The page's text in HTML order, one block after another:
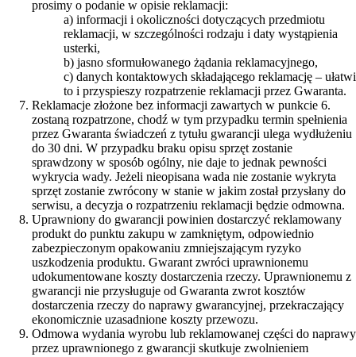
prosimy o podanie w opisie reklamacji:
a) informacji i okoliczności dotyczących przedmiotu
reklamacji, w szczególności rodzaju i daty wystąpienia
usterki,
b) jasno sformułowanego żądania reklamacyjnego,
c) danych kontaktowych składającego reklamację – ułatwi
to i przyspieszy rozpatrzenie reklamacji przez Gwaranta.
Reklamacje złożone bez informacji zawartych w punkcie 6.
zostaną rozpatrzone, chodź w tym przypadku termin spełnienia
przez Gwaranta świadczeń z tytułu gwarancji ulega wydłużeniu
do 30 dni. W przypadku braku opisu sprzęt zostanie
sprawdzony w sposób ogólny, nie daje to jednak pewności
wykrycia wady. Jeżeli nieopisana wada nie zostanie wykryta
sprzęt zostanie zwrócony w stanie w jakim został przysłany do
serwisu, a decyzja o rozpatrzeniu reklamacji będzie odmowna.
Uprawniony do gwarancji powinien dostarczyć reklamowany
produkt do punktu zakupu w zamkniętym, odpowiednio
zabezpieczonym opakowaniu zmniejszającym ryzyko
uszkodzenia produktu. Gwarant zwróci uprawnionemu
udokumentowane koszty dostarczenia rzeczy. Uprawnionemu z
gwarancji nie przysługuje od Gwaranta zwrot kosztów
dostarczenia rzeczy do naprawy gwarancyjnej, przekraczający
ekonomicznie uzasadnione koszty przewozu.
Odmowa wydania wyrobu lub reklamowanej części do naprawy
przez uprawnionego z gwarancji skutkuje zwolnieniem